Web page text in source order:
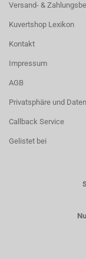
Versand- &
Kuvertshop Lexikon
Kontakt
Impressum
AGB
Privatsphäre und
Callback Service
Gelistet bei